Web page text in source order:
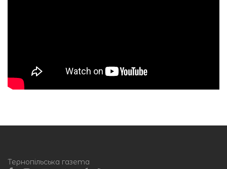
Тернопільська газета